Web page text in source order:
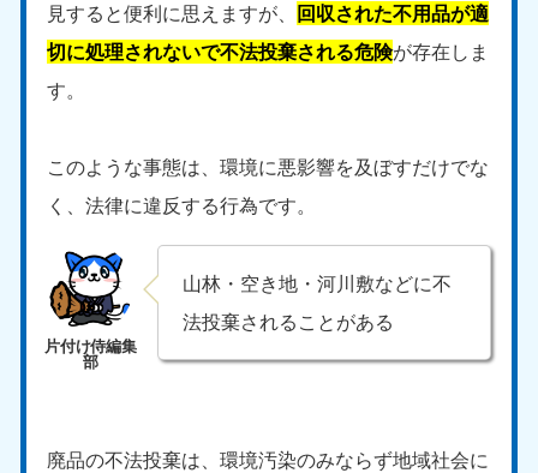
見すると便利に思えますが、
回収された不用品が適
切に処理されないで不法投棄される危険が存在しま
す。
このような事態は、環境に悪影響を及ぼすだけでな
く、法律に違反する行為です。
山林・空き地・河川敷などに不
法投棄されることがある
廃品の不法投棄は、環境汚染のみならず地域社会に